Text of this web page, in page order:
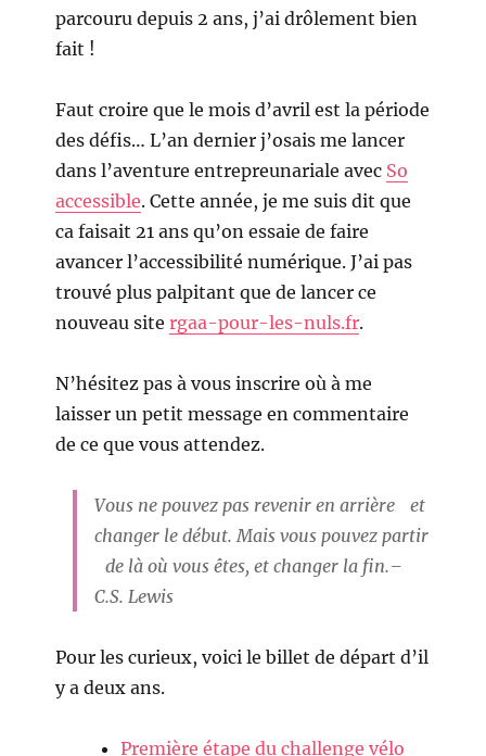
parcouru depuis 2 ans, j’ai drôlement bien
fait !
Faut croire que le mois d’avril est la période
des défis… L’an dernier j’osais me lancer
dans l’aventure entrepreunariale avec So
accessible. Cette année, je me suis dit que
ca faisait 21 ans qu’on essaie de faire
avancer l’accessibilité numérique. J’ai pas
trouvé plus palpitant que de lancer ce
nouveau site rgaa-pour-les-nuls.fr.
N’hésitez pas à vous inscrire où à me
laisser un petit message en commentaire
de ce que vous attendez.
Vous ne pouvez pas revenir en arrière et
changer le début. Mais vous pouvez partir
de là où vous êtes, et changer la fin.–
C.S. Lewis
Pour les curieux, voici le billet de départ d’il
y a deux ans.
Première étape du challenge vélo